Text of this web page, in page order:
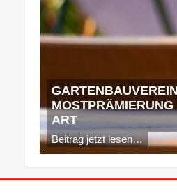
ART
Beitrag jetzt lesen…